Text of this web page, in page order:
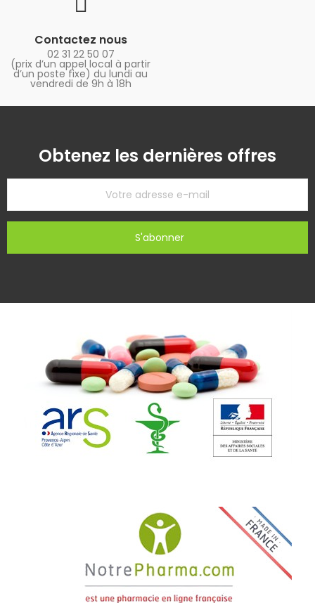
Contactez nous
02 31 22 50 07
(prix d’un appel local à partir
d’un poste fixe) du lundi au
vendredi de 9h à 18h
Obtenez les dernières offres
S'abonner